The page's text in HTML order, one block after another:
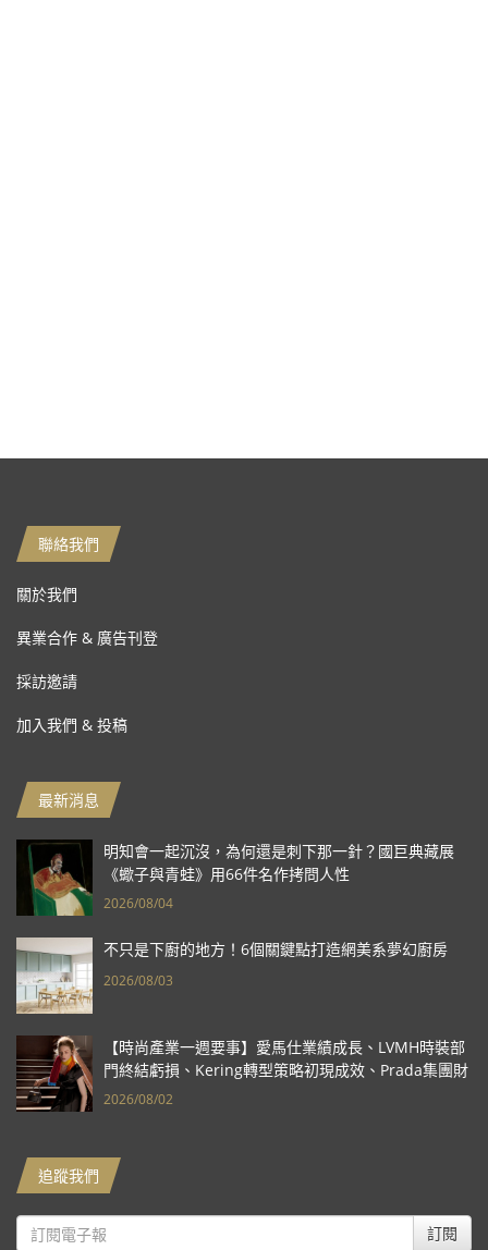
聯絡我們
關於我們
異業合作 & 廣告刊登
採訪邀請
加入我們 & 投稿
最新消息
明知會一起沉沒，為何還是刺下那一針？國巨典藏展
《蠍子與青蛙》用66件名作拷問人性
2026/08/04
不只是下廚的地方！6個關鍵點打造網美系夢幻廚房
2026/08/03
【時尚產業一週要事】愛馬仕業績成長、LVMH時裝部
門終結虧損、Kering轉型策略初現成效、Prada集團財
報亮眼
2026/08/02
追蹤我們
訂閱